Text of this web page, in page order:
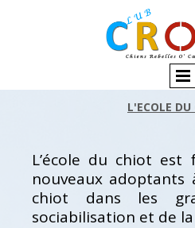
L'ECOLE DU
L’école du chiot
nouveaux adoptants
chiot dans les
sociabilisation et de